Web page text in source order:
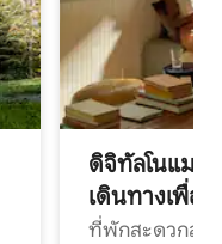
ดิจิทัลโนแมด
เดินทางเพื่อ
ที่พักสะดวกสบ